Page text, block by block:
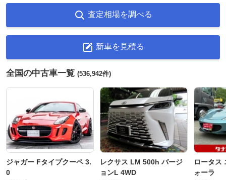
査定相場を調べる
新車を見積る
全国の中古車一覧 (536,942件)
ジャガー Fタイプクーペ 3.
0
レクサス LM 500h バージ
ョンL 4WD
ロータス
ォーラ